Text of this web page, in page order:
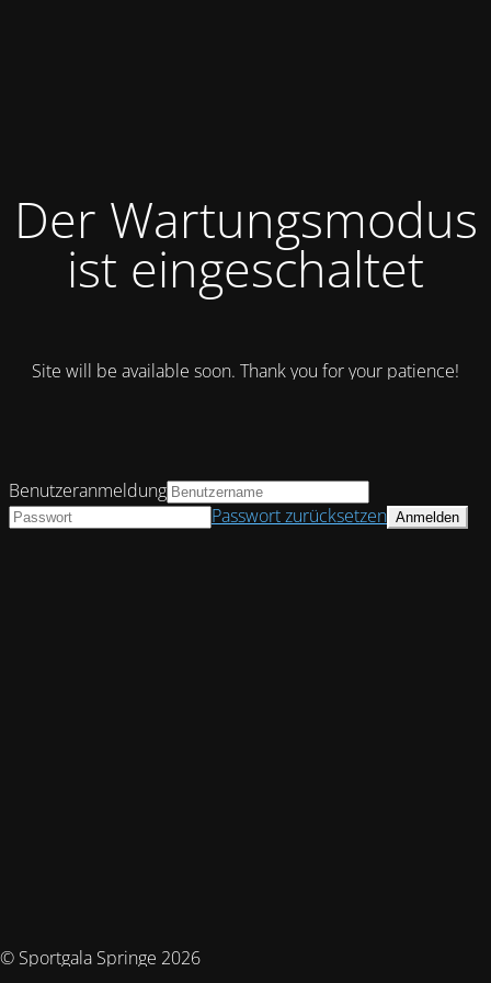
Der Wartungsmodus
ist eingeschaltet
Site will be available soon. Thank you for your patience!
© Sportgala Springe 2026
Benutzeranmeldung
Passwort zurücksetzen